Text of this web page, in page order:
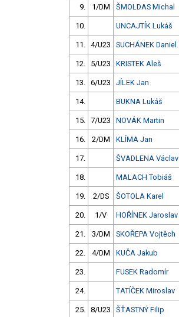
9. 1/DM ŠMOLDAS Michal
10. UNCAJTÍK Lukáš
11. 4/U23 SUCHÁNEK Daniel
12. 5/U23 KRISTEK Aleš
13. 6/U23 JÍLEK Jan
14. BUKNA Lukáš
15. 7/U23 NOVÁK Martin
16. 2/DM KLÍMA Jan
17. ŠVADLENA Václav
18. MALACH Tobiáš
19. 2/DS ŠOTOLA Karel
20. 1/V HOŘÍNEK Jaroslav
21. 3/DM SKOŘEPA Vojtěch
22. 4/DM KUČA Jakub
23. FUSEK Radomír
24. TATÍČEK Miroslav
25. 8/U23 ŠŤASTNÝ Filip